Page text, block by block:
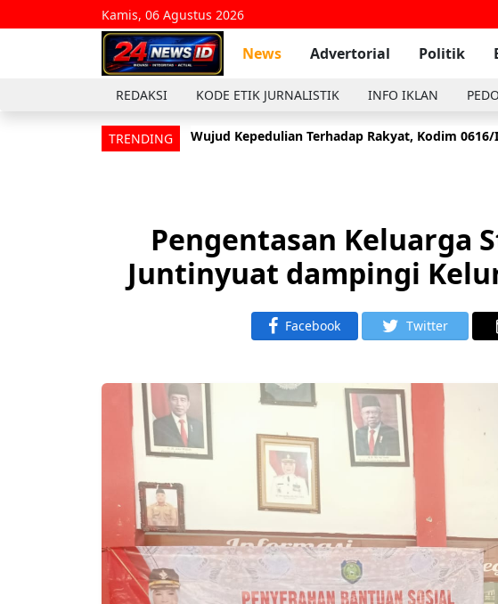
Kamis, 06 Agustus 2026
News Advertorial Politik
REDAKSI KODE ETIK JURNALISTIK INFO IKLAN
TRENDING Wujud Kepedulian Terhadap Rakyat, Kodim
Pengentasan Keluarga
Juntinyuat dampingi
Facebook Twitter